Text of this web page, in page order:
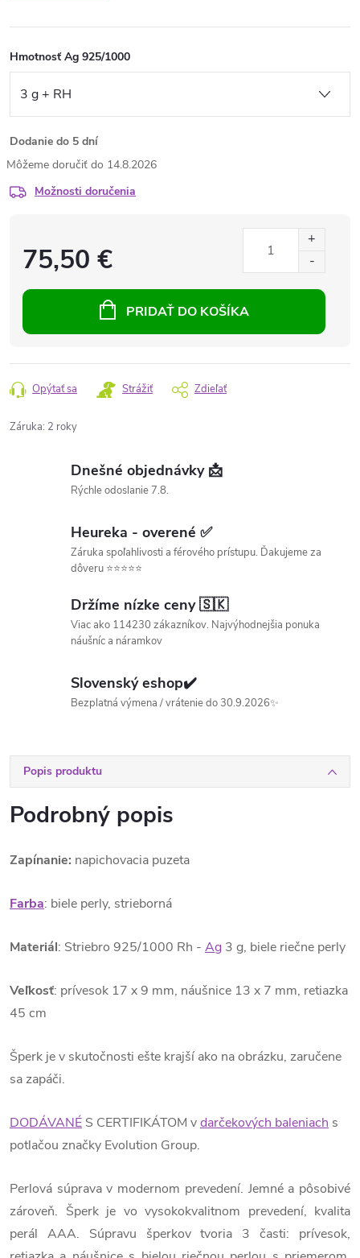
Hmotnosť Ag 925/1000
Dodanie do 5 dní
14.8.2026
Možnosti doručenia
75,50 €
PRIDAŤ DO KOŠÍKA
Opýtať sa Strážiť Zdieľať
Záruka: 2 roky
Dnešné objednávky 📩
Rýchle odoslanie 7.8.
Heureka - overené ✅
Záruka spoľahlivosti a férového prístupu. Ďakujeme za
dôveru ⭐⭐⭐⭐⭐
Držíme nízke ceny 🇸🇰
Viac ako 114230 zákazníkov. Najvýhodnejšia ponuka
náušníc a náramkov
Slovenský eshop✔️
Bezplatná výmena / vrátenie do 30.9.2026✨
Popis produktu
Podrobný popis
Zapínanie: napichovacia puzeta
Farba: biele perly, strieborná
Materiál: Striebro 925/1000 Rh - Ag 3 g, biele riečne perly
Veľkosť: prívesok 17 x 9 mm, náušnice 13 x 7 mm, retiazka
45 cm
Šperk je v skutočnosti ešte krajší ako na obrázku, zaručene
sa zapáči.
DODÁVANÉ S CERTIFIKÁTOM vdarčekových baleniach s
potlačou značky Evolution Group.
Perlová súprava v modernom prevedení. Jemné a pôsobivé
zároveň. Šperk je vo vysokokvalitnom prevedení, kvalita
perál AAA. Súpravu šperkov tvoria 3 časti: prívesok,